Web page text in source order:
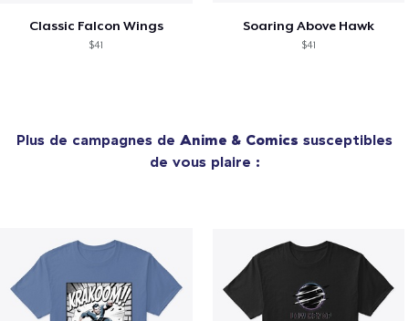
Classic Falcon Wings
$41
Soaring Above Hawk
$41
Plus de campagnes de Anime & Comics susceptibles
de vous plaire :